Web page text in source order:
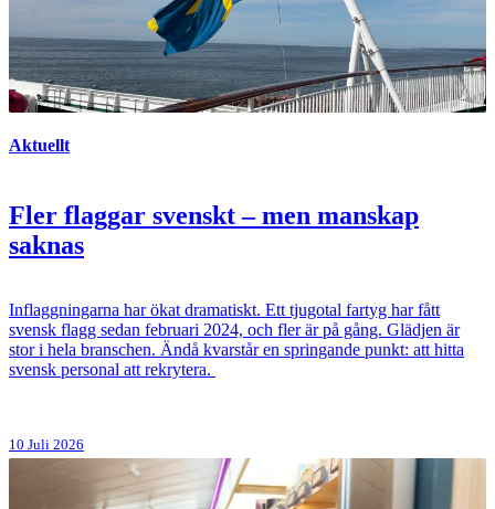
Aktuellt
Fler flaggar svenskt – men manskap
saknas
Inflaggningarna har ökat dramatiskt. Ett tjugotal fartyg har fått
svensk flagg sedan februari 2024, och fler är på gång. Glädjen är
stor i hela branschen. Ändå kvarstår en springande punkt: att hitta
svensk personal att rekrytera.
10 Juli 2026